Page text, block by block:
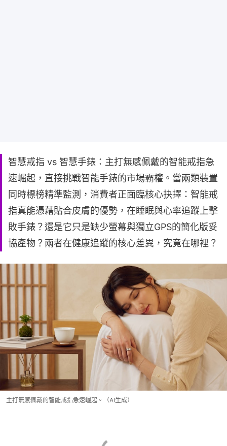
智慧戒指 vs 智慧手錶：主打無感佩戴的智能戒指急
速崛起，直接挑戰智能手錶的市場霸權。當兩類裝置
同時標榜精準監測，消費者正面臨核心抉擇：智能戒
指真能憑藉貼合皮膚的優勢，在睡眠與心率追蹤上擊
敗手錶？還是它只是缺少螢幕與獨立GPS的簡化版妥
協產物？兩者在健康追蹤的核心差異，究竟在哪裡？
主打無感佩戴的智能戒指急速崛起。（AI生成）